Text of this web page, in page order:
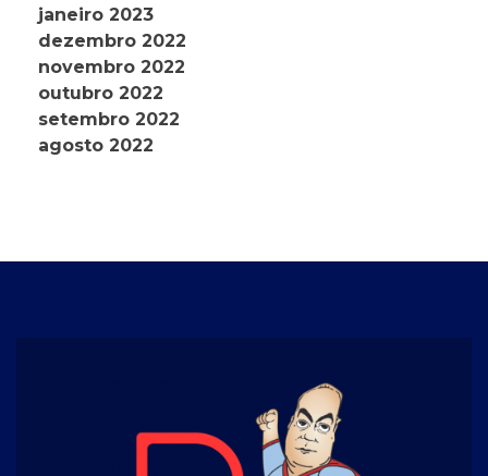
janeiro 2023
dezembro 2022
novembro 2022
outubro 2022
setembro 2022
agosto 2022